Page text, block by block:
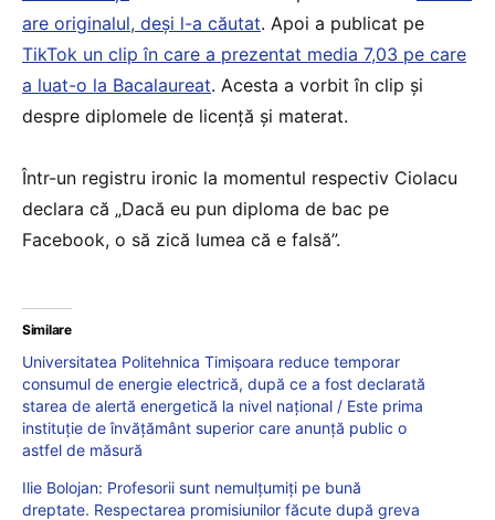
are originalul, deși l-a căutat. Apoi a publicat pe
TikTok un clip în care a prezentat media 7,03 pe care
a luat-o la Bacalaureat. Acesta a vorbit în clip și
despre diplomele de licență și materat.
Într-un registru ironic la momentul respectiv Ciolacu
declara că „Dacă eu pun diploma de bac pe
Facebook, o să zică lumea că e falsă”.
Similare
Universitatea Politehnica Timișoara reduce temporar
consumul de energie electrică, după ce a fost declarată
starea de alertă energetică la nivel național / Este prima
instituție de învățământ superior care anunță public o
astfel de măsură
Ilie Bolojan: Profesorii sunt nemulțumiți pe bună
dreptate. Respectarea promisiunilor făcute după greva